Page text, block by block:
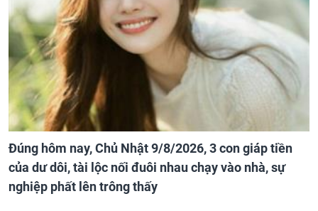
Đúng hôm nay, Chủ Nhật 9/8/2026, 3 con giáp tiền
của dư dôi, tài lộc nối đuôi nhau chạy vào nhà, sự
nghiệp phất lên trông thấy